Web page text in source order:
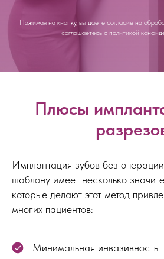
Нажимая на кнопку, вы даете согласие на
соглашаетесь c политикой
Плюсы
Имплантация зубов без
шаблону имеет несколько
которые делают этот метод
многих пациентов:
Минимальная инвазивность